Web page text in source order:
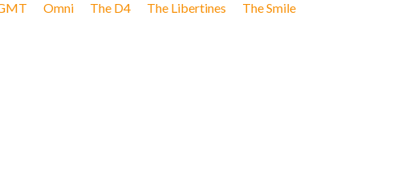
Omni The D4 The Libertines The Smile